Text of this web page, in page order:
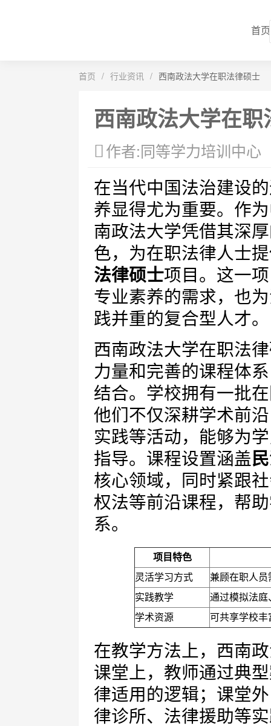
首页
首页 / 行业资讯 / 西南政法大学在职法律硕士
西南政法大学在职
作者:同等学力培训中心
在当代中国法治建设
养显得尤为重要。作
南政法大学凭借其深
色，为在职法律人士
法律硕士项目。这一
专业素养的需求，也
践并重的复合型人才。
西南政法大学在职法
力量和完善的课程体
结合。学校拥有一批
他们不仅深耕学术前
实践等活动，能够为
指导。课程设置涵盖
核心领域，同时紧跟
权法等前沿课程，帮
系。
项目特色
灵活学习方式
兼顾在职人员
实践教学
通过模拟法庭
学术资源
可共享学校丰
在教学方法上，西南
课堂上，教师通过典
律适用的逻辑；课堂
律诊所、法律援助等